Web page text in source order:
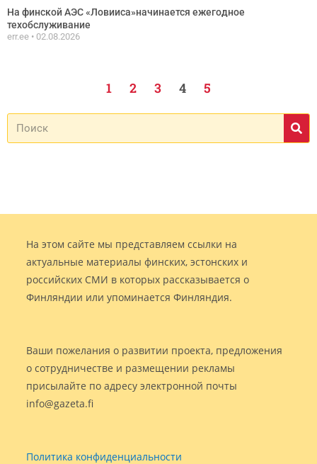
На финской АЭС «Ловииса»начинается ежегодное
техобслуживание
err.ee 02.08.2026
1 2 3 4 5
На этом сайте мы представляем ссылки на
актуальные материалы финских, эстонских и
российских СМИ в которых рассказывается о
Финляндии или упоминается Финляндия.
Ваши пожелания о развитии проекта, предложения
о сотрудничестве и размещении рекламы
присылайте по адресу электронной почты
info@gazeta.fi
Политика конфиденциальности